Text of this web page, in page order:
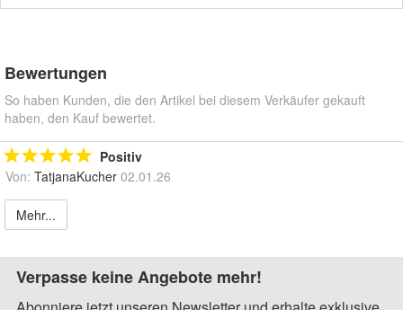
Bewertungen
So haben Kunden, die den Artikel bei diesem Verkäufer gekauft
haben, den Kauf bewertet.
Positiv
Von: TatjanaKucher 02.01.26
Mehr...
Verpasse keine Angebote mehr!